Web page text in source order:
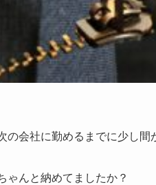
の会社に勤めるまでに少し間
ゃんと納めてましたか？